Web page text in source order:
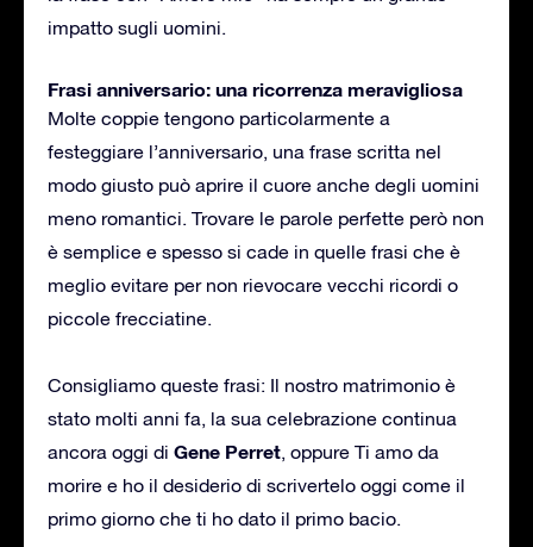
impatto sugli uomini.
Frasi anniversario: una ricorrenza meravigliosa
Molte coppie tengono particolarmente a
festeggiare l’anniversario, una frase scritta nel
modo giusto può aprire il cuore anche degli uomini
meno romantici. Trovare le parole perfette però non
è semplice e spesso si cade in quelle frasi che è
meglio evitare per non rievocare vecchi ricordi o
piccole frecciatine.
Consigliamo queste frasi: Il nostro matrimonio è
stato molti anni fa, la sua celebrazione continua
ancora oggi di Gene Perret, oppure Ti amo da
morire e ho il desiderio di scrivertelo oggi come il
primo giorno che ti ho dato il primo bacio.